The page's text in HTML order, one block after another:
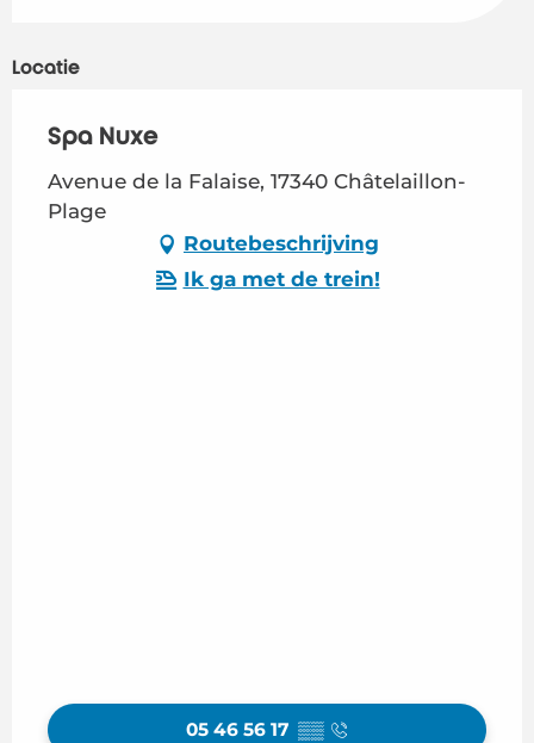
Locatie
Spa Nuxe
Avenue de la Falaise, 17340 Châtelaillon-
Plage
Routebeschrijving
Ik ga met de trein!
05 46 56 17 ▒▒